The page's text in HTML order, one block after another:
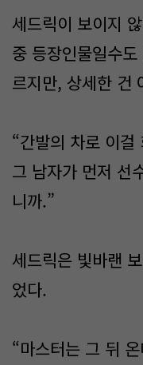
세드릭이 보이지
중 등장인물일수
르지만, 상세한 건
“간발의 차로 이걸
그 남자가 먼저 선
니까.”
세드릭은 빛바랜
었다.
“마스터는 그 뒤